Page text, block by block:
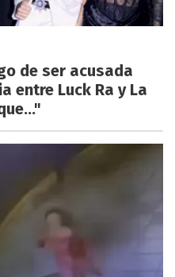
de ser acusada
entre Luck Ra y La